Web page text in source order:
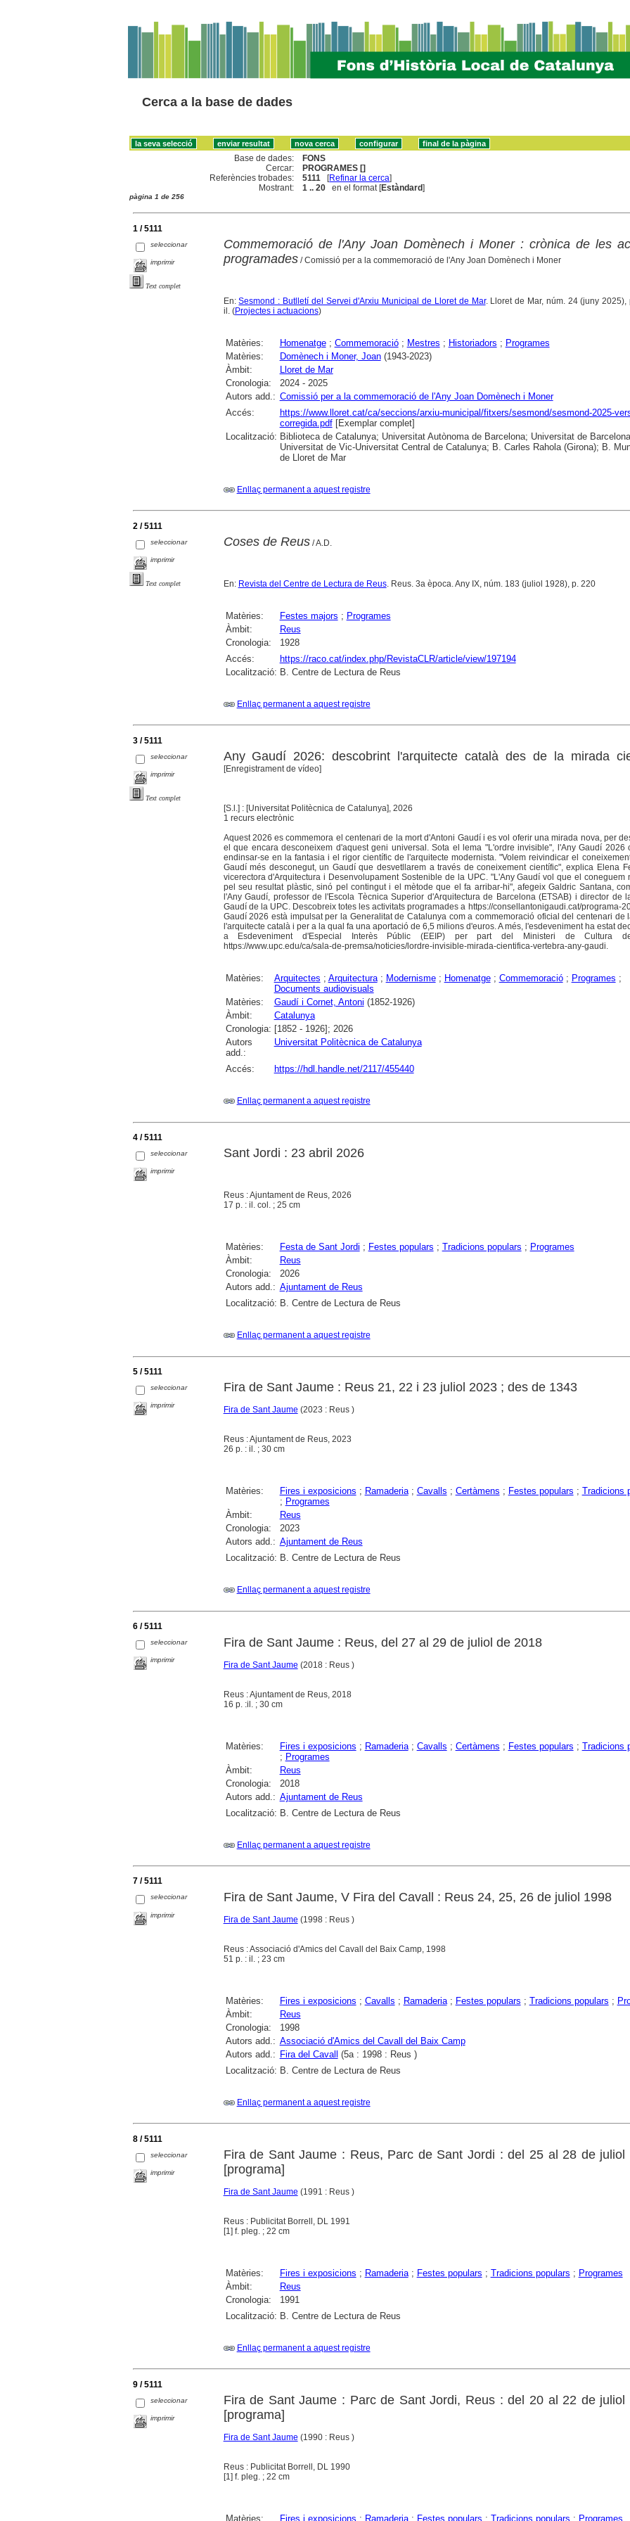
Cerca a la base de dades
Base de dades:
FONS
Cercar:
PROGRAMES []
Referències trobades:
5111 [Refinar la cerca]
Mostrant:
1 .. 20 en el format [Estàndard]
pàgina 1 de 256
1 / 5111
seleccionar
imprimir
Text complet
Commemoració de l'Any Joan Domènech i Moner : crònica de les
programades/ Comissió per a la commemoració de l'Any Joan Domènech i Moner
En:Sesmond : Butlletí del Servei d'Arxiu Municipal de Lloret de Mar. Lloret de Mar, núm. 24 (juny 2025),
il. (Projectes i actuacions)
Matèries: Homenatge; Commemoració; Mestres ; Historiadors ; Programes
Matèries:
Domènech i Moner, Joan(1943-2023)
Àmbit:
Lloret de Mar
Cronologia:
2024 - 2025
Autors add.: Comissió per a la commemoració de l'Any Joan Domènech i Moner
Accés:
https://www.lloret.cat/ca/seccions/arxiu-municipal/fitxers/sesmond/sesmond-2025-
corregida.pdf[Exemplar complet]
Localització: Biblioteca de Catalunya; Universitat Autònoma de Barcelona; Universitat de
Universitat de Vic-Universitat Central de Catalunya; B. Carles Rahola (Girona); B.
de Lloret de Mar
Enllaç permanent a aquest registre
2 / 5111
seleccionar
imprimir
Text complet
Coses de Reus/ A.D.
En: Revista del Centre de Lectura de Reus. Reus. 3a època. Any IX, núm. 183 (juliol 1928), p. 220
Matèries: Festes majors ; Programes
Àmbit:
Reus
Cronologia:
1928
Accés:
https://raco.cat/index.php/RevistaCLR/article/view/197194
Localització: B. Centre de Lectura de Reus
Enllaç permanent a aquest registre
3 / 5111
seleccionar
imprimir
Text complet
Any Gaudí 2026: descobrint l'arquitecte català des de la mirada
[Enregistrament de vídeo]
[S.l.] : [Universitat Politècnica de Catalunya], 2026
1 recurs electrònic
Aquest 2026 es commemora el centenari de la mort d'Antoni Gaudí i es vol oferir una mirada nova, per
el que encara desconeixem d'aquest geni universal. Sota el lema "L'ordre invisible", l'Any Gaudí 2026
endinsar-se en la fantasia i el rigor científic de l'arquitecte modernista. "Volem reivindicar el
Gaudí més desconegut, un Gaudí que desvetllarem a través de coneixement científic", explica Elena
vicerectora d'Arquitectura i Desenvolupament Sostenible de la UPC. "L'Any Gaudí vol que el coneguem
pel seu resultat plàstic, sinó pel contingut i el mètode que el fa arribar-hi", afegeix Galdric Santana,
l'Any Gaudí, professor de l'Escola Tècnica Superior d'Arquitectura de Barcelona (ETSAB) i director de
Gaudí de la UPC. Descobreix totes les activitats programades a https://consellantonigaudi.cat/programa-
Gaudí 2026 està impulsat per la Generalitat de Catalunya com a commemoració oficial del centenari de
l'arquitecte català i per a la qual fa una aportació de 6,5 milions d'euros. A més, l'esdeveniment ha estat
a Esdeveniment d'Especial Interès Públic (EEIP) per part del Ministeri de Cultura
https://www.upc.edu/ca/sala-de-premsa/noticies/lordre-invisible-mirada-cientifica-vertebra-any-gaudi.
Matèries: Arquitectes ; Arquitectura; Modernisme; Homenatge; Commemoració; Programes ;
Documents audiovisuals
Matèries:
Gaudí i Cornet, Antoni (1852-1926)
Àmbit:
Catalunya
Cronologia: [1852 - 1926]; 2026
Autors
add.:
Universitat Politècnica de Catalunya
Accés: https://hdl.handle.net/2117/455440
Enllaç permanent a aquest registre
4 / 5111
seleccionar
imprimir
Sant Jordi : 23 abril 2026
Reus : Ajuntament de Reus, 2026
17 p. : il. col. ; 25 cm
Matèries: Festa de Sant Jordi ; Festes populars ; Tradicions populars ; Programes
Àmbit:
Reus
Cronologia:
2026
Autors add.: Ajuntament de Reus
Localització: B. Centre de Lectura de Reus
Enllaç permanent a aquest registre
5 / 5111
seleccionar
imprimir
Fira de Sant Jaume : Reus 21, 22 i 23 juliol 2023 ; des de 1343
Fira de Sant Jaume (2023 : Reus )
Reus : Ajuntament de Reus, 2023
26 p. : il. ; 30 cm
Matèries: Fires i exposicions ; Ramaderia; Cavalls ; Certàmens ; Festes populars ; Tradicions
; Programes
Àmbit:
Reus
Cronologia:
2023
Autors add.: Ajuntament de Reus
Localització: B. Centre de Lectura de Reus
Enllaç permanent a aquest registre
6 / 5111
seleccionar
imprimir
Fira de Sant Jaume : Reus, del 27 al 29 de juliol de 2018
Fira de Sant Jaume (2018 : Reus )
Reus : Ajuntament de Reus, 2018
16 p. :il. ; 30 cm
Matèries: Fires i exposicions ; Ramaderia; Cavalls ; Certàmens ; Festes populars ; Tradicions
; Programes
Àmbit:
Reus
Cronologia:
2018
Autors add.: Ajuntament de Reus
Localització: B. Centre de Lectura de Reus
Enllaç permanent a aquest registre
7 / 5111
seleccionar
imprimir
Fira de Sant Jaume, V Fira del Cavall : Reus 24, 25, 26 de juliol 1998
Fira de Sant Jaume (1998 : Reus )
Reus : Associació d'Amics del Cavall del Baix Camp, 1998
51 p. : il. ; 23 cm
Matèries: Fires i exposicions ; Cavalls ; Ramaderia; Festes populars ; Tradicions populars ;
Àmbit:
Reus
Cronologia:
1998
Autors add.: Associació d'Amics del Cavall del Baix Camp
Autors add.: Fira del Cavall (5a : 1998 : Reus )
Localització: B. Centre de Lectura de Reus
Enllaç permanent a aquest registre
8 / 5111
seleccionar
imprimir
Fira de Sant Jaume : Reus, Parc de Sant Jordi : del 25 al 28 de juliol
[programa]
Fira de Sant Jaume (1991 : Reus )
Reus : Publicitat Borrell, DL 1991
[1] f. pleg. ; 22 cm
Matèries: Fires i exposicions ; Ramaderia; Festes populars ; Tradicions populars ; Programes
Àmbit:
Reus
Cronologia:
1991
Localització: B. Centre de Lectura de Reus
Enllaç permanent a aquest registre
9 / 5111
seleccionar
imprimir
Fira de Sant Jaume : Parc de Sant Jordi, Reus : del 20 al 22 de juliol
[programa]
Fira de Sant Jaume (1990 : Reus )
Reus : Publicitat Borrell, DL 1990
[1] f. pleg. ; 22 cm
Matèries: Fires i exposicions ; Ramaderia; Festes populars ; Tradicions populars ; Programes